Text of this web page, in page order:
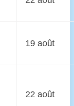
19 août
22 août